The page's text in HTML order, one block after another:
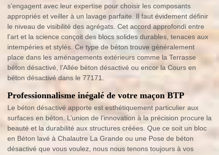
s’engagent avec leur expertise pour choisir les composants
appropriés et veiller à un lavage parfaite. Il faut évidement définir
le niveau de visibilité des agrégats. Cet accord approfondi entre
l'art et la science conçoit des blocs solides durables, tenaces aux
intempéries et stylés. Ce type de béton trouve généralement
place dans les aménagements extérieurs comme la Terrasse
béton désactivé, l’Allée béton désactivé ou encor la Cours en
béton désactivé dans le 77171.
Professionnalisme inégalé de votre maçon BTP
Le béton désactivé apporte est esthétiquement particulier aux
surfaces en béton. L’union de l’innovation à la précision procure la
beauté et la durabilité aux structures créées. Que ce soit un bloc
en Béton lavé à Chalautre La Grande ou une Pose de béton
désactivé que vous voulez, nous nous tenons toujours à vos